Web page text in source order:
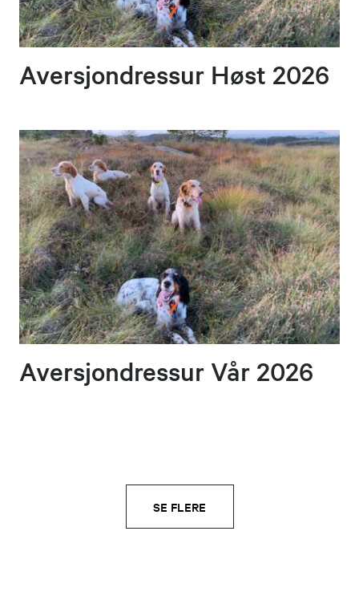
Aversjondressur Høst 2026
Aversjondressur Vår 2026
SE FLERE